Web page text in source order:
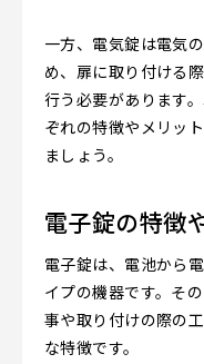
一方、電気錠は電気
め、扉に取り付ける
行う必要があります
ぞれの特徴やメリッ
ましょう。
電子錠の特徴
電子錠は、電池から
イプの機器です。そ
事や取り付けの際の
な特徴です。